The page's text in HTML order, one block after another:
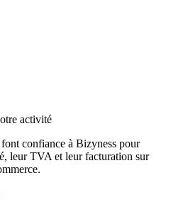
activité
confiance à Bizyness pour
leur TVA et leur facturation sur